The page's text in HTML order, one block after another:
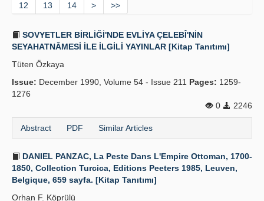
Writing Rules
Principles
Publication Policies
Guidelines
12
13 14 > >>
SOVYETLER BİRLİĞİ'NDE EVLİYA ÇELEBÎ'NİN
SEYAHATNÂMESİ İLE İLGİLİ YAYINLAR [Kitap Tanıtımı]
Tüten Özkaya
Issue: December 1990, Volume 54 - Issue 211 Pages: 1259-
1276
0
2246
Abstract PDF Similar Articles
DANIEL PANZAC, La Peste Dans L'Empire Ottoman, 1700-
1850, Collection Turcica, Editions Peeters 1985, Leuven,
Belgique, 659 sayfa. [Kitap Tanıtımı]
Orhan F. Köprülü